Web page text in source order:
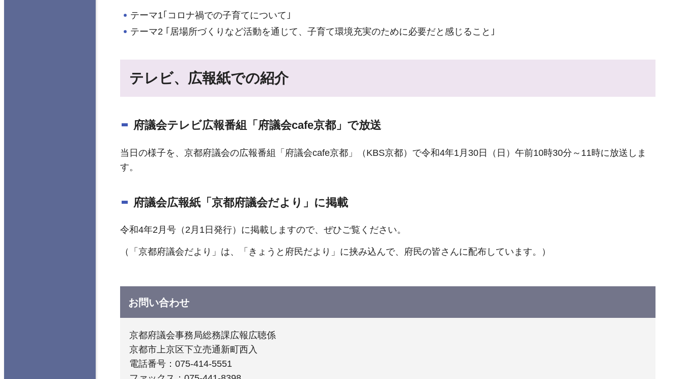
テーマ1｢コロナ禍での子育てについて｣
テーマ2 ｢居場所づくりなど活動を通じて、子育て環境充実のために必要だと感じること｣
テレビ、広報紙での紹介
府議会テレビ広報番組「府議会cafe京都」で放送
当日の様子を、京都府議会の広報番組「府議会cafe京都」（KBS京都）で令和4年1月30日（日）午前10時30分～11時に放送しま
す。
府議会広報紙「京都府議会だより」に掲載
令和4年2月号（2月1日発行）に掲載しますので、ぜひご覧ください。
（「京都府議会だより」は、「きょうと府民だより」に挟み込んで、府民の皆さんに配布しています。）
お問い合わせ
京都府議会事務局総務課広報広聴係
京都市上京区下立売通新町西入
電話番号：075-414-5551